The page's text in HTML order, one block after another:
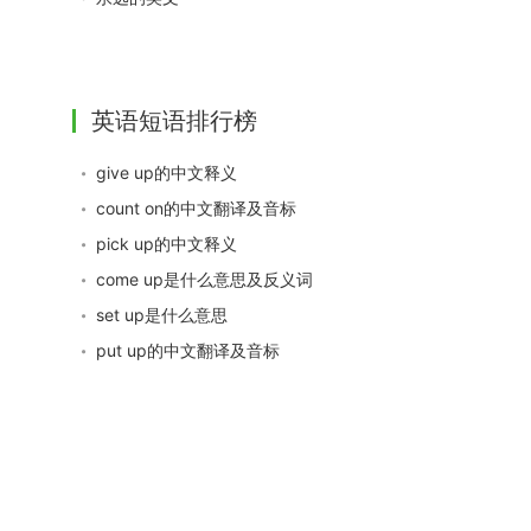
英语短语排行榜
give up的中文释义
count on的中文翻译及音标
pick up的中文释义
come up是什么意思及反义词
set up是什么意思
put up的中文翻译及音标